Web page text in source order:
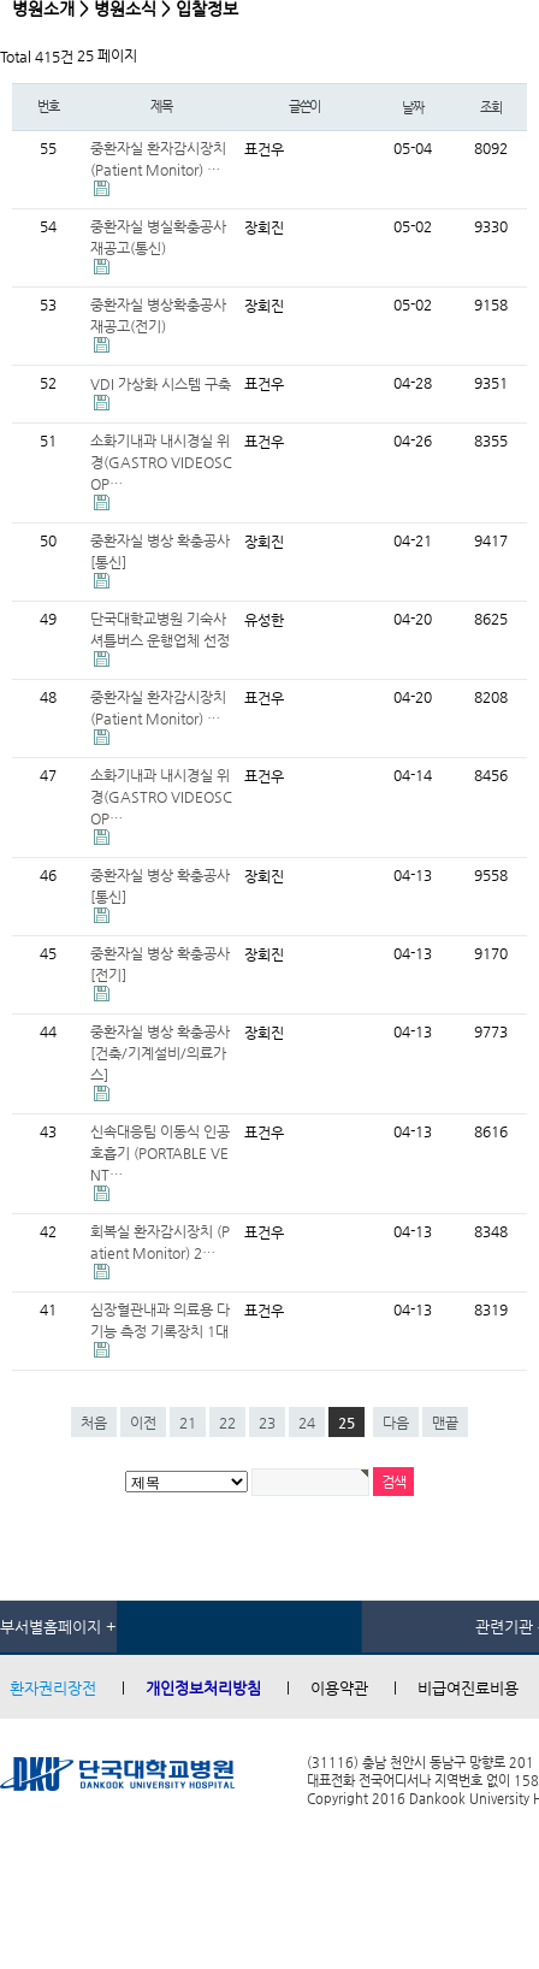
병원소개 > 병원소식 > 입찰정보
Total 415건 25 페이지
번호 제목 글쓴이 날짜 조회
55
중환자실 환자감시장치
(Patient Monitor) …
표건우 05-04 8092
54
중환자실 병실확충공사
재공고(통신)
장회진 05-02 9330
53
중환자실 병상확충공사
재공고(전기)
장회진 05-02 9158
52 VDI 가상화 시스템 구축 표건우 04-28 9351
51
소화기내과 내시경실 위
경(GASTRO VIDEOSC
OP…
표건우 04-26 8355
50
중환자실 병상 확충공사
[통신]
장회진 04-21 9417
49
단국대학교병원 기숙사
셔틀버스 운행업체 선정
유성한 04-20 8625
48
중환자실 환자감시장치
(Patient Monitor) …
표건우 04-20 8208
47
소화기내과 내시경실 위
경(GASTRO VIDEOSC
OP…
표건우 04-14 8456
46
중환자실 병상 확충공사
[통신]
장회진 04-13 9558
45
중환자실 병상 확충공사
[전기]
장회진 04-13 9170
44
중환자실 병상 확충공사
[건축/기계설비/의료가
스]
장회진 04-13 9773
43
신속대응팀 이동식 인공
호흡기 (PORTABLE VE
NT…
표건우 04-13 8616
42
회복실 환자감시장치 (P
atient Monitor) 2…
표건우 04-13 8348
41
심장혈관내과 의료용 다
기능 측정 기록장치 1대
표건우 04-13 8319
처음 이전 21 22 23 24 25 다음 맨끝
부서별홈페이지 + 관련기관
환자권리장전 개인정보처리방침 이용약관 비급여진료비용
(31116) 충남 천안시 동남구 망향로 201
대표전화 전국어디서나 지역번호 없이
Copyright 2016 Dankook University